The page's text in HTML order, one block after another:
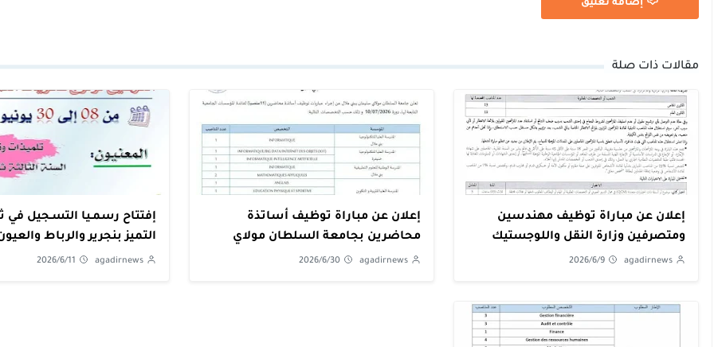
إضافة تعليق
مقالات ذات صلة
إعلان عن مباراة توظيف مهندسين
ومتصرفين وزارة النقل واللوجستيك
agadirnews
2026/6/9
إعلان عن مباراة توظيف أساتذة
محاضرين بجامعة السلطان مولاي
سليمان بني ملال
agadirnews
2026/6/30
إفتتاح
LM6E Benguérir et Rabat
agadirnews
2026/6/11